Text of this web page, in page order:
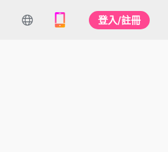
登入/註冊